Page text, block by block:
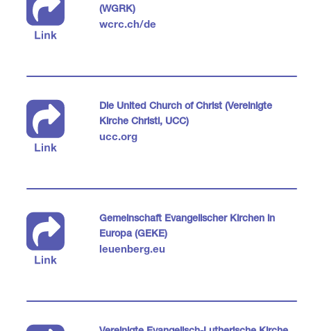
(WGRK)
wcrc.ch/de
Die United Church of Christ (Vereinigte
Kirche Christi, UCC)
ucc.org
Gemeinschaft Evangelischer Kirchen in
Europa (GEKE)
leuenberg.eu